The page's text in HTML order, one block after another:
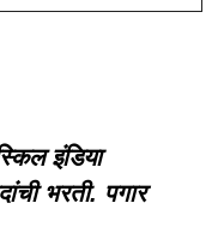
इंडिया
भरती. पगार